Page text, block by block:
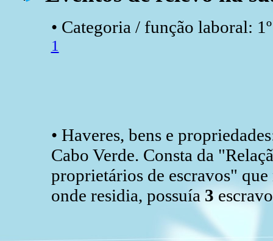
• Categoria / função laboral:
1
• Haveres, bens e
Cabo Verde. Consta da
proprietários de escravos"
onde residia, possuía3